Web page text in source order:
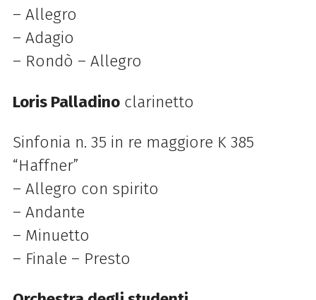
– Allegro
– Adagio
– Rondò – Allegro
Loris Palladino clarinetto
Sinfonia n. 35 in re maggiore K 385
“Haffner”
– Allegro con spirito
– Andante
– Minuetto
– Finale – Presto